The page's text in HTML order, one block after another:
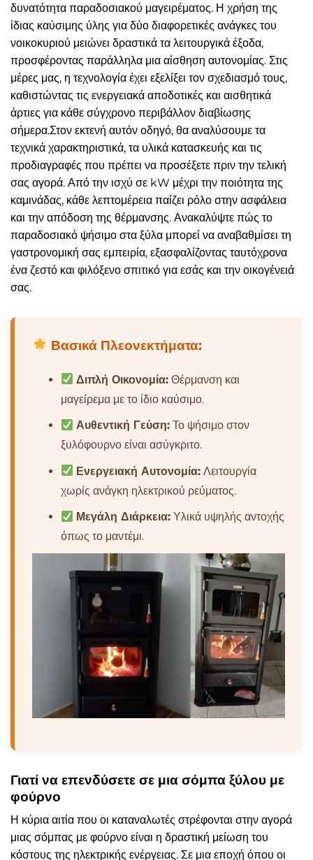
δυνατότητα παραδοσιακού μαγειρέματος. Η χρήση της
ίδιας καύσιμης ύλης για δύο διαφορετικές ανάγκες του
νοικοκυριού μειώνει δραστικά τα λειτουργικά έξοδα,
προσφέροντας παράλληλα μια αίσθηση αυτονομίας. Στις
μέρες μας, η τεχνολογία έχει εξελίξει τον σχεδιασμό τους,
καθιστώντας τις ενεργειακά αποδοτικές και αισθητικά
άρτιες για κάθε σύγχρονο περιβάλλον διαβίωσης
σήμερα.Στον εκτενή αυτόν οδηγό, θα αναλύσουμε τα
τεχνικά χαρακτηριστικά, τα υλικά κατασκευής και τις
προδιαγραφές που πρέπει να προσέξετε πριν την τελική
σας αγορά. Από την ισχύ σε kW μέχρι την ποιότητα της
καμινάδας, κάθε λεπτομέρεια παίζει ρόλο στην ασφάλεια
και την απόδοση της θέρμανσης. Ανακαλύψτε πώς το
παραδοσιακό ψήσιμο στα ξύλα μπορεί να αναβαθμίσει τη
γαστρονομική σας εμπειρία, εξασφαλίζοντας ταυτόχρονα
ένα ζεστό και φιλόξενο σπιτικό για εσάς και την οικογένειά
σας.
Βασικά Πλεονεκτήματα:
Διπλή Οικονομία: Θέρμανση και
μαγείρεμα με το ίδιο καύσιμο.
Αυθεντική Γεύση: Το ψήσιμο στον
ξυλόφουρνο είναι ασύγκριτο.
Ενεργειακή Αυτονομία: Λειτουργία
χωρίς ανάγκη ηλεκτρικού ρεύματος.
Μεγάλη Διάρκεια: Υλικά υψηλής αντοχής
όπως το μαντέμι.
Γιατί να επενδύσετε σε μια σόμπα ξύλου με
φούρνο
Η κύρια αιτία που οι καταναλωτές στρέφονται στην αγορά
μιας σόμπας με φούρνο είναι η δραστική μείωση του
κόστους της ηλεκτρικής ενέργειας. Σε μια εποχή όπου οι